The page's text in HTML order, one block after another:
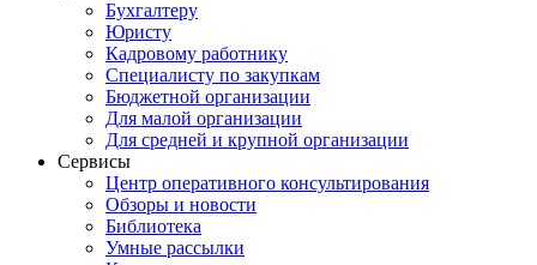
Бухгалтеру
Юристу
Кадровому работнику
Специалисту по закупкам
Бюджетной организации
Для малой организации
Для средней и крупной организации
Сервисы
Центр оперативного консультирования
Обзоры и новости
Библиотека
Умные рассылки